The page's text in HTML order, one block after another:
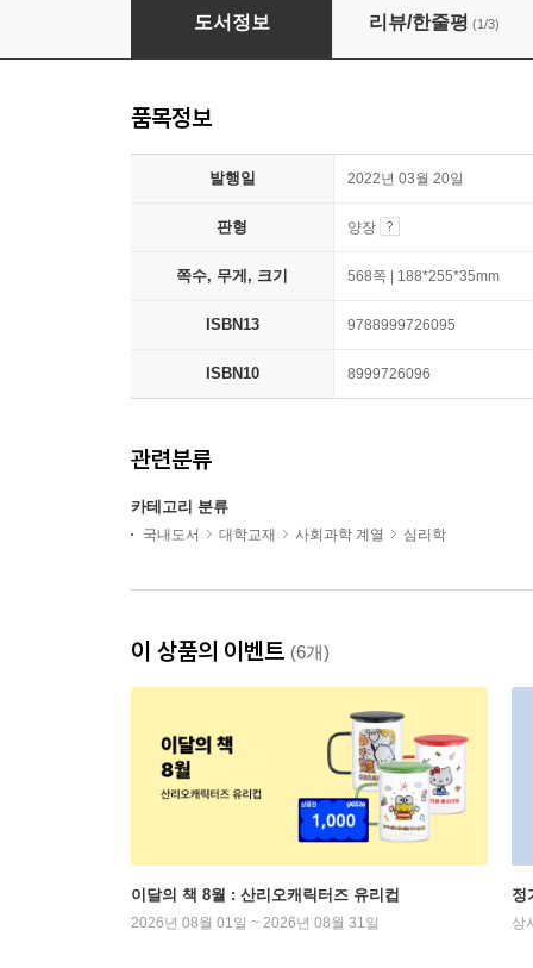
집단상담
도서정보 리뷰/한줄평 (1/3)
품목정보
발행일 2022년 03월 20일
판형 양장
쪽수, 무게, 크기 568쪽 | 188*255*35mm
ISBN13 9788999726095
ISBN10 8999726096
관련분류
카테고리 분류
국내도서 대학교재 사회과학 계열 심리학
이 상품의 이벤트 (6개)
이달의 책 8월 : 산리오캐릭터즈 유리컵
2026년 08월 01일 ~ 2026년 08월 31일
정
상